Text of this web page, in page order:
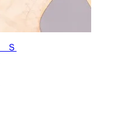
Ｓ